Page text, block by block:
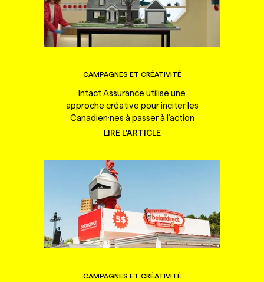
CAMPAGNES ET CRÉATIVITÉ
Intact Assurance utilise une
approche créative pour inciter les
Canadien·nes à passer à l'action
LIRE L'ARTICLE
CAMPAGNES ET CRÉATIVITÉ